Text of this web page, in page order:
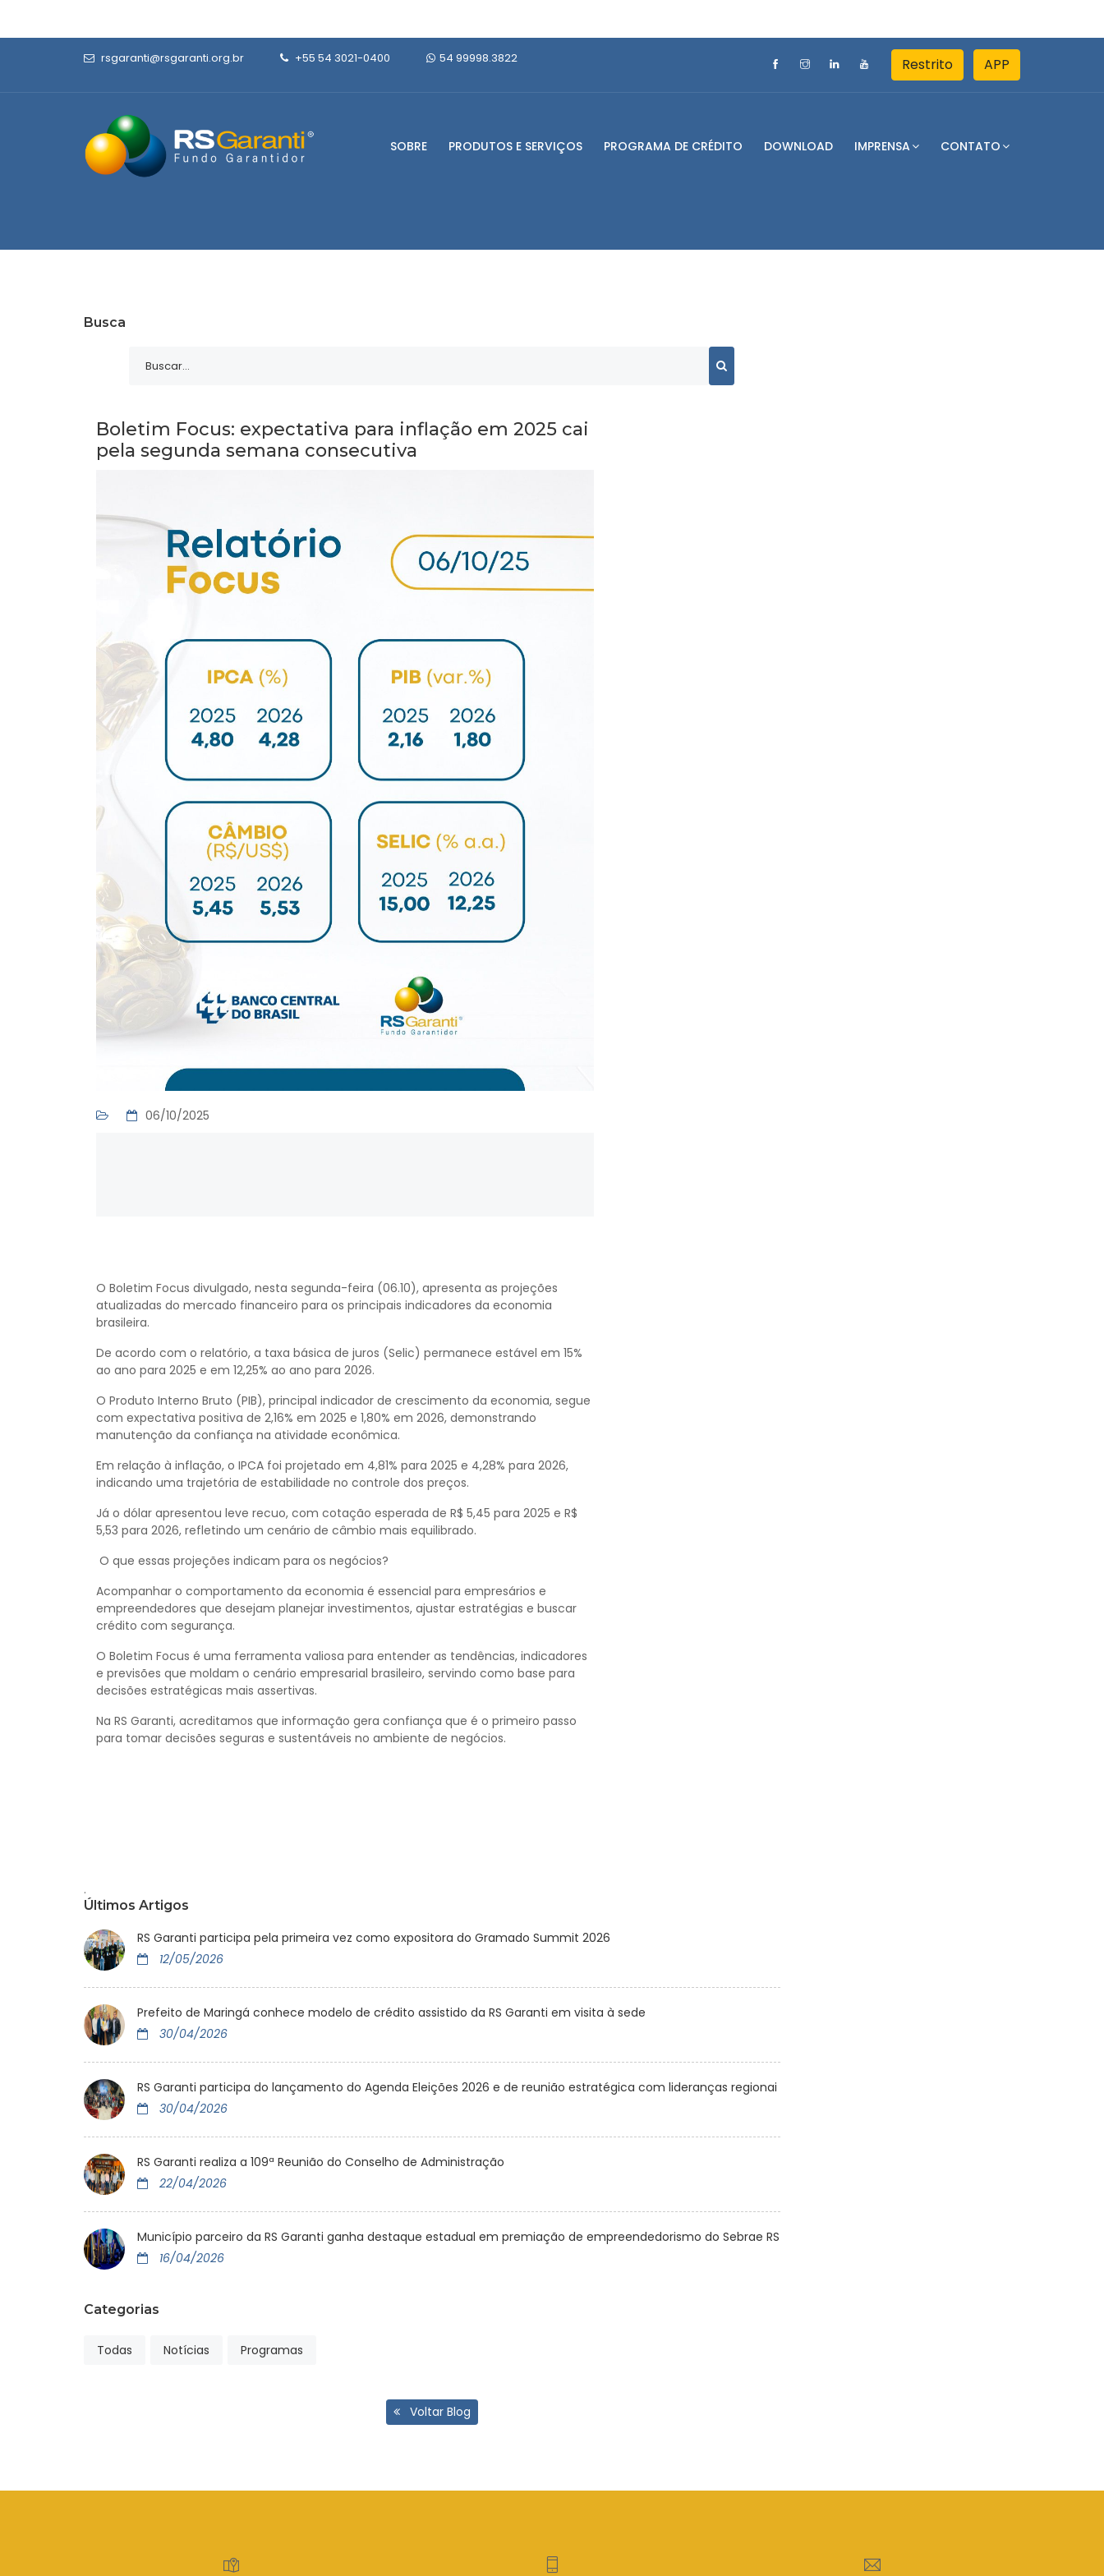
rsgaranti@rsgaranti.org.br +55 54 3021-0400 54 99998.3822 Restrito APP
SOBRE PRODUTOS E SERVIÇOS PROGRAMA DE CRÉDITO DOWNLOAD IMPRENSA CONTATO
Busca
Boletim Focus: expectativa para inflação em 2025 cai
pela segunda semana consecutiva
06/10/2025
O Boletim Focus divulgado, nesta segunda-feira (06.10), apresenta as projeções
atualizadas do mercado financeiro para os principais indicadores da economia
brasileira.
De acordo com o relatório, a taxa básica de juros (Selic) permanece estável em 15%
ao ano para 2025 e em 12,25% ao ano para 2026.
O Produto Interno Bruto (PIB), principal indicador de crescimento da economia, segue
com expectativa positiva de 2,16% em 2025 e 1,80% em 2026, demonstrando
manutenção da confiança na atividade econômica.
Em relação à inflação, o IPCA foi projetado em 4,81% para 2025 e 4,28% para 2026,
indicando uma trajetória de estabilidade no controle dos preços.
Já o dólar apresentou leve recuo, com cotação esperada de R$ 5,45 para 2025 e R$
5,53 para 2026, refletindo um cenário de câmbio mais equilibrado.
O que essas projeções indicam para os negócios?
Acompanhar o comportamento da economia é essencial para empresários e
empreendedores que desejam planejar investimentos, ajustar estratégias e buscar
crédito com segurança.
O Boletim Focus é uma ferramenta valiosa para entender as tendências, indicadores
e previsões que moldam o cenário empresarial brasileiro, servindo como base para
decisões estratégicas mais assertivas.
Na RS Garanti, acreditamos que informação gera confiança que é o primeiro passo
para tomar decisões seguras e sustentáveis no ambiente de negócios.
.
Últimos Artigos
RS Garanti participa pela primeira vez como expositora do Gramado Summit 2026
12/05/2026
Prefeito de Maringá conhece modelo de crédito assistido da RS Garanti em visita à sede
30/04/2026
RS Garanti participa do lançamento do Agenda Eleições 2026 e de reunião estratégica com lideranças regionai
30/04/2026
RS Garanti realiza a 109ª Reunião do Conselho de Administração
22/04/2026
Município parceiro da RS Garanti ganha destaque estadual em premiação de empreendedorismo do Sebrae RS
16/04/2026
Categorias
Todas Notícias Programas
Voltar Blog